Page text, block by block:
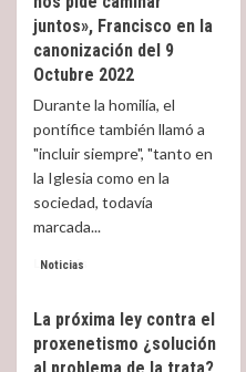
a
Dios
sus
Francisco
en
la
canonización
Scalabrini
y
juntos», Francisco en la
canonización del 9
Octubre 2022
Durante la homilía, el
pontífice también llamó a
"incluir siempre", "tanto en
la Iglesia como en la
sociedad, todavía
marcada...
Leer más
«La
fe
cristiana
Noticias
La próxima ley contra el
proxenetismo ¿solución